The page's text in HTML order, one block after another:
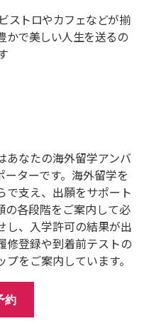
ストロやカフェなどが揃
かで美しい人生を送るの
あなたの海外留学アンバ
ーターです。海外留学を
で支え、出願をサポート
の各段階をご案内して必
し、入学許可の結果が出
修登録や到着前テストの
をご案内しています。
約